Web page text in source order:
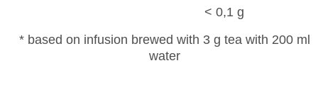
< 0,1 g
* based on infusion brewed with 3 g tea with 200 ml
water